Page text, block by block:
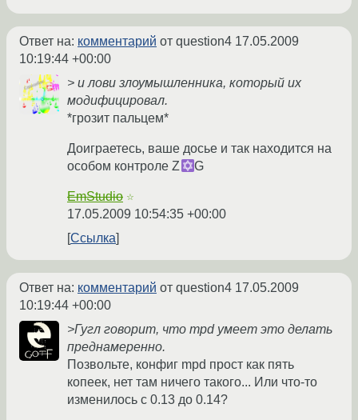
Ответ на: комментарий от question4 17.05.2009
10:19:44 +00:00
> и лови злоумышленника, который их
модифицировал.
*грозит пальцем*
Доиграетесь, ваше досье и так находится на
особом контроле Z
G
EmStudio ☆
17.05.2009 10:54:35 +00:00
Ссылка
Ответ на: комментарий от question4 17.05.2009
10:19:44 +00:00
>Гугл говорит, что mpd умеет это делать
преднамеренно.
Позвольте, конфиг mpd прост как пять
копеек, нет там ничего такого... Или что-то
изменилось с 0.13 до 0.14?